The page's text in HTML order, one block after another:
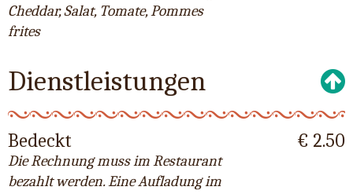
Cheddar, Salat, Tomate, Pommes
frites
Dienstleistungen
Bedeckt
Die Rechnung muss im Restaurant
bezahlt werden. Eine Aufladung im
€ 2.50